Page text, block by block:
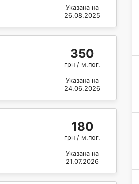
Указана на
26.08.2025
350
грн / м.пог.
Указана на
24.06.2026
180
грн / м.пог.
Указана на
21.07.2026